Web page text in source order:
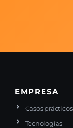
EMPRESA
Casos prácticos
Tecnologías